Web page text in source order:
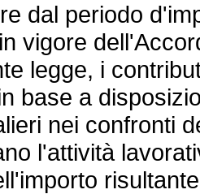
dal periodo
vigore
legge, i
base a
nei confronti
l'attività